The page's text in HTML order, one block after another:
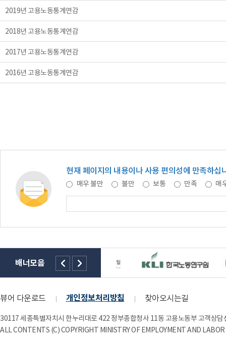
2019년 고용노동통계연감
2018년 고용노동통계연감
2017년 고용노동통계연감
2016년 고용노동통계연감
현재 페이지의 내용이나 사용 편의성에 만족하십
매우 불만 불만 보통 만족 매
배너모음
뷰어 다운로드 개인정보처리방침 찾아오시는길
30117 세종특별자치시 한누리대로 422 정부종합청사 11동 고용노동부 고객상
ALL CONTENTS (C) COPYRIGHT MINISTRY OF EMPLOYMENT AND